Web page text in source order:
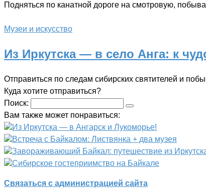
Подняться по канатной дороге на смотровую,
Музеи и искусство
Из Иркутска — в село Анга: к
Отправиться по следам сибирских святителей и
Куда хотите отправиться?
Поиск:
Вам также может понравиться:
Из Иркутска — в Ангарск и Лукоморье!
Встреча с Байкалом: Листвянка + два музея
Завораживающий Байкал: путешествие из
Сибирское гостеприимство на Байкале
Связаться с администрацией сайта